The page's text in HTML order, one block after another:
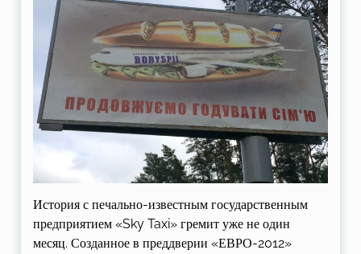
История с печально-известным государственным
предприятием «Sky Taxi» гремит уже не один
месяц. Созданное в преддверии «ЕВРО-2012»